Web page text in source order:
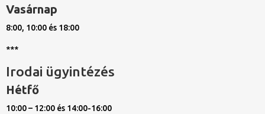
Vasárnap
8:00, 10:00 és 18:00
***
Irodai ügyintézés
Hétfő
10:00 – 12:00 és 14:00-16:00